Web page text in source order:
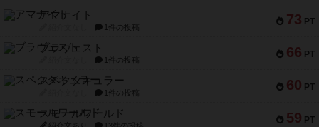
73 PT
アマナイト
1件の投稿
66 PT
ブラヴェスト
1件の投稿
60 PT
スペクタキュラー
1件の投稿
59 PT
スモールワールド